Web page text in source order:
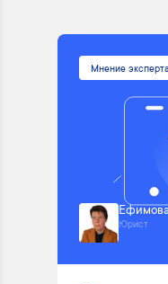
Мнение эксперта
Юрист